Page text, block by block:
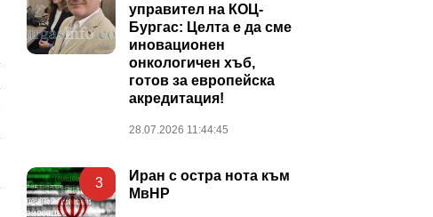
управител на КОЦ-
Бургас: Целта е да сме
иновационен
онкологичен хъб,
готов за европейска
акредитация!
28.07.2026 11:44:45
3
Иран с остра нота към
МвНР